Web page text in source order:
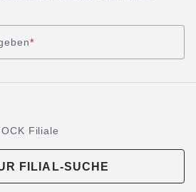
*
Filiale
FILIAL-SUCHE